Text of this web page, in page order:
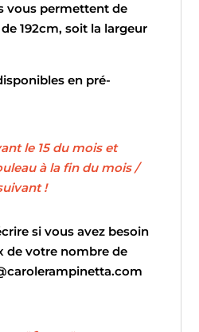
vous permettent de
192cm, soit la largeur
en pré-
le 15 du mois et
à la fin du mois /
!
si vous avez besoin
de votre nombre de